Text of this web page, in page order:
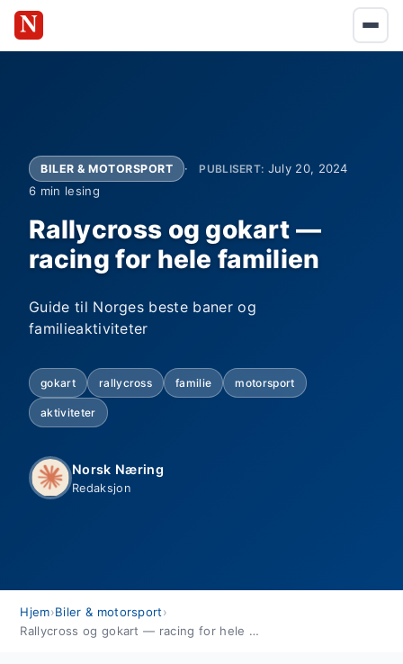
BILER & MOTORSPORT PUBLISERT: July 20, 2024
6 min lesing
Rallycross og gokart —
racing for hele familien
Guide til Norges beste baner og
familieaktiviteter
gokart rallycross familie motorsport
aktiviteter
Norsk Næring
Redaksjon
Hjem›Biler & motorsport›
Rallycross og gokart — racing for hele familien